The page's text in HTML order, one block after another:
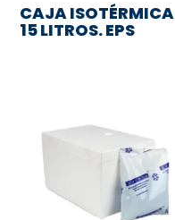
CAJA ISOTÉRMICA
15 LITROS. EPS